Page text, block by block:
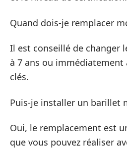
Quand dois-je remplacer
Il est conseillé de changer
à 7 ans ou immédiatement
clés.
Puis-je installer un barillet
Oui, le remplacement est
que vous pouvez réaliser